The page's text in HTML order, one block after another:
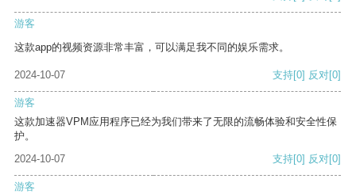
游客
这款app的视频资源非常丰富，可以满足我不同的娱乐需求。
2024-10-07 支持[0] 反对[0]
游客
这款加速器VPM应用程序已经为我们带来了无限的流畅体验和安全性保
护。
2024-10-07
支持[0] 反对[0]
游客